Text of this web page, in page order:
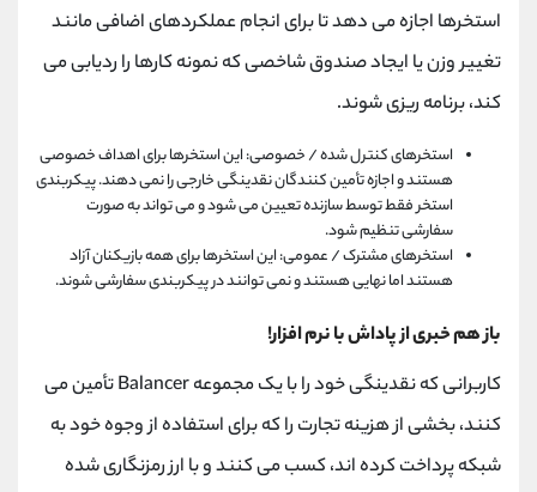
استخرها اجازه می دهد تا برای انجام عملکردهای اضافی مانند
تغییر وزن یا ایجاد صندوق شاخصی که نمونه کارها را ردیابی می
کند، برنامه ریزی شوند.
استخرهای کنترل شده / خصوصی: این استخرها برای اهداف خصوصی
هستند و اجازه تأمین کنندگان نقدینگی خارجی را نمی دهند. پیکربندی
استخر فقط توسط سازنده تعیین می شود و می تواند به صورت
سفارشی تنظیم شود.
استخرهای مشترک / عمومی: این استخرها برای همه بازیکنان آزاد
هستند اما نهایی هستند و نمی توانند در پیکربندی سفارشی شوند.
باز هم خبری از پاداش با نرم افزار!
کاربرانی که نقدینگی خود را با یک مجموعه Balancer تأمین می
کنند، بخشی از هزینه تجارت را که برای استفاده از وجوه خود به
شبکه پرداخت کرده اند، کسب می کنند و با ارز رمزنگاری شده